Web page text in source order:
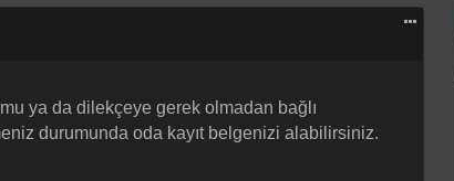
ya da dilekçeye gerek olmadan bağlı
durumunda oda kayıt belgenizi alabilirsiniz.